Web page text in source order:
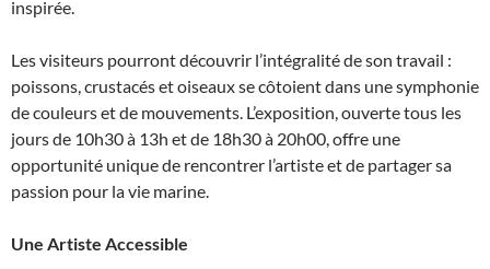
inspirée.
Les visiteurs pourront découvrir l’intégralité de son travail :
poissons, crustacés et oiseaux se côtoient dans une symphonie
de couleurs et de mouvements. L’exposition, ouverte tous les
jours de 10h30 à 13h et de 18h30 à 20h00, offre une
opportunité unique de rencontrer l’artiste et de partager sa
passion pour la vie marine.
Une Artiste Accessible